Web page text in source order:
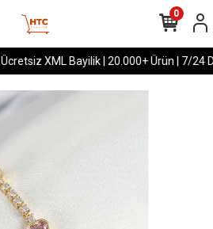
Ücretsiz XML Bayilik | 20.000+ Ürün | 7/24
0